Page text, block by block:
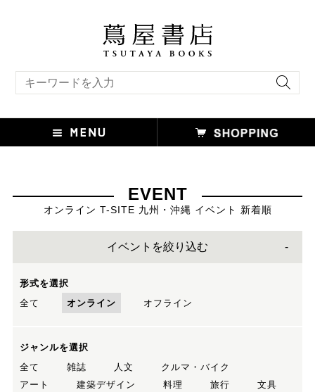
EVENT
オンライン T-SITE 九州・沖縄 イベント 新着順
イベントを絞り込む
形式を選択
全て
オンライン オフライン
ジャンルを選択
全て
雑誌 人文
クルマ・バイク
アート
建築デザイン 料理 旅行
文具